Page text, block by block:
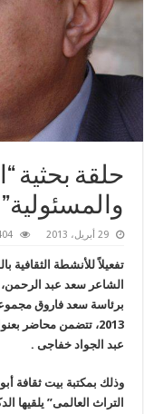
حلقة بحثية
29 أبريل، 2013 404
تفعيلاً للأنشطة الثقافية
الشاعر سعد عبد الرحمن،
برئاسة سعد فاروق
2013، تتضمن محاضر
عبد الجواد خفاجى .
التراث العالمى” يلقيها